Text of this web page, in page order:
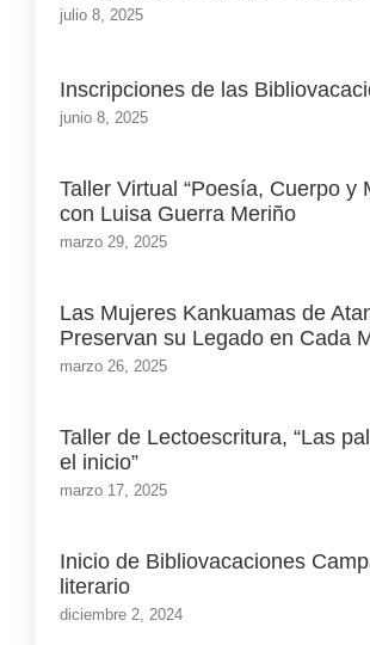
julio 8, 2025
Inscripciones de las
junio 8, 2025
Taller Virtual “Poesía, Cuerpo y
con Luisa Guerra Meriño
marzo 29, 2025
Las Mujeres Kankuamas de
Preservan su Legado en Cada
marzo 26, 2025
Taller de Lectoescritura, “Las
el inicio”
marzo 17, 2025
Inicio de Bibliovacaciones
literario
diciembre 2, 2024